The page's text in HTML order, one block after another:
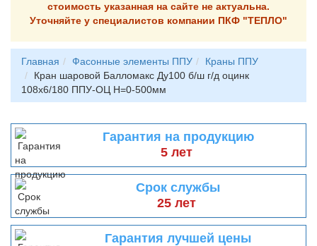
стоимость указанная на сайте не актуальна.
Уточняйте у специалистов компании ПКФ "ТЕПЛО"
Главная Фасонные элементы ППУ
Краны ППУ
Кран шаровой Балломакс Ду100 б/ш г/д оцинк
108х6/180 ППУ-ОЦ H=0-500мм
Гарантия на продукцию
5 лет
Срок службы
25 лет
Гарантия лучшей цены